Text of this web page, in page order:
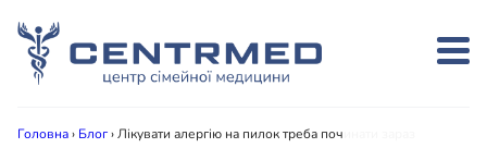
Головна› Блог›Лікувати алергію на пилок треба починати зараз